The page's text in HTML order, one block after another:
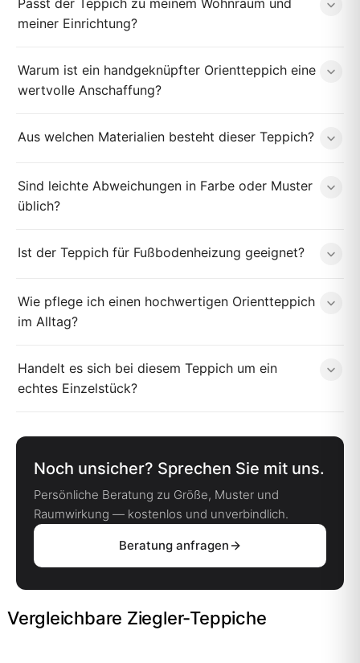
meiner Einrichtung?
Warum ist ein handgeknüpfter Orientteppich eine
wertvolle Anschaffung?
Aus welchen Materialien besteht dieser Teppich?
Sind leichte Abweichungen in Farbe oder Muster
üblich?
Ist der Teppich für Fußbodenheizung geeignet?
Wie pflege ich einen hochwertigen Orientteppich
im Alltag?
Handelt es sich bei diesem Teppich um ein
echtes Einzelstück?
Noch unsicher? Sprechen Sie mit uns.
Persönliche Beratung zu Größe, Muster und
Raumwirkung — kostenlos und unverbindlich.
Beratung anfragen
Vergleichbare Ziegler-Teppiche